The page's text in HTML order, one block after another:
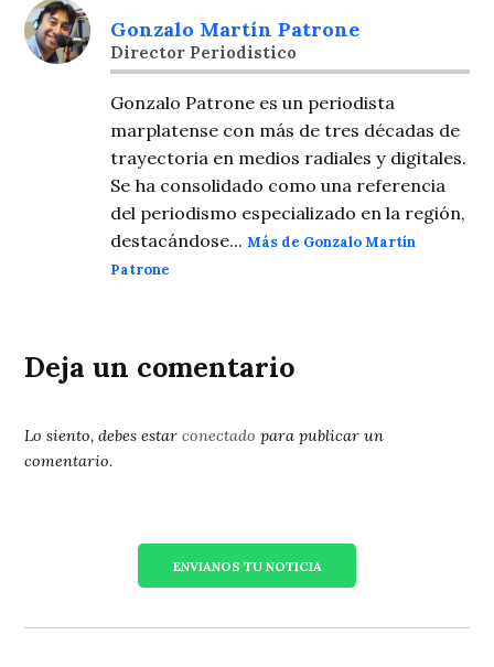
Gonzalo Martín Patrone
Director Periodistico
Gonzalo Patrone es un periodista
marplatense con más de tres décadas de
trayectoria en medios radiales y digitales.
Se ha consolidado como una referencia
del periodismo especializado en la región,
destacándose...Más de Gonzalo Martín
Patrone
Deja un comentario
Lo siento, debes estarconectado para publicar un
comentario.
ENVIANOS TU NOTICIA